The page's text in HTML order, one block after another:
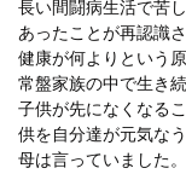
長い間闘病生活で苦
あったことが再認識
健康が何よりという
常盤家族の中で生き
子供が先になくなる
供を自分達が元気な
母は言っていました